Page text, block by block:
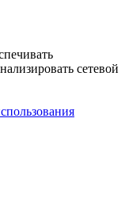
сетевой